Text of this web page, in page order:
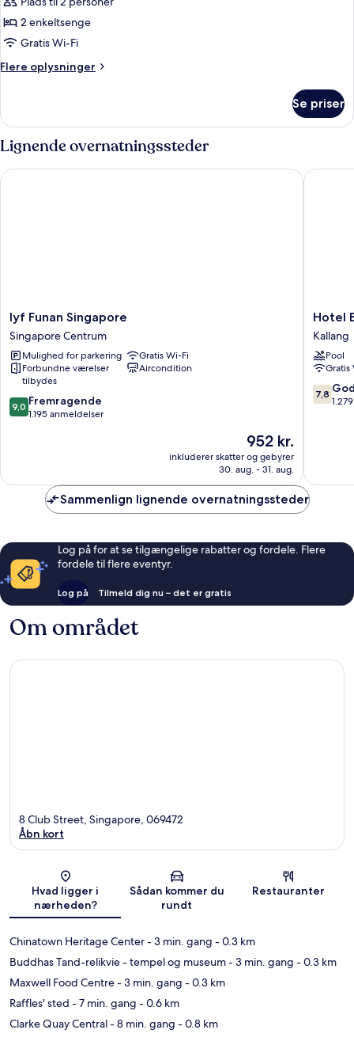
balkon
-
Værelse
2
2 enkeltsenge
Gratis Wi-Fi
Flere oplysninger
Flere
-
Værelse
-
enkeltsenge
Se priser
Lignende overnatningssteder
lyf
Funan
Singapore
Singapore
Centrum
lyf Funan Singapore
Singapore Centrum
Mulighed for parkering
Gratis Wi-Fi
Forbundne værelser
tilbydes
Aircondition
9.0
ud
anmeldelser
9,0 Fremragende
1.195 anmeldelser
Prisen
952 kr.
952 kr.
inkluderer skatter og gebyrer
30. aug. - 31. aug.
lyf Funan Singapore
Hotel
Boss
Kallang
Hotel
Kallang
Pool
Gratis
7.8
ud
7,8
Hotel
Sammenlign lignende overnatningssteder
Log på for at se tilgængelige rabatter og fordele. Flere
fordele til flere eventyr.
Log på Tilmeld dig nu – det er gratis
Om området
Kort
8 Club Street, Singapore, 069472
Åbn kort
Hvad ligger i
nærheden?
Sådan kommer du
rundt
Restauranter
Chinatown Heritage Center- 3 min. gang - 0.3 km
Buddhas Tand-relikvie - tempel og museum- 3 min. gang - 0.3 km
Maxwell Food Centre- 3 min. gang - 0.3 km
Raffles' sted - 7 min. gang - 0.6 km
Clarke Quay Central- 8 min. gang - 0.8 km